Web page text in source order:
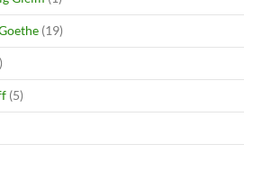
(19)
(5)